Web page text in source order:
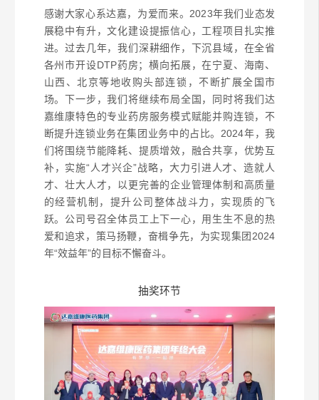
感谢大家心系达嘉，为爱而来。2023年我们业态发
展稳中有升，文化建设提振信心，工程项目扎实推
进。过去几年，我们深耕细作，下沉县域，在全省
各州市开设DTP药房；横向拓展，在宁夏、海南、
山西、北京等地收购头部连锁，不断扩展全国市
场。下一步，我们将继续布局全国，同时将我们达
嘉维康特色的专业药房服务模式赋能并购连锁，不
断提升连锁业务在集团业务中的占比。2024年，我
们将围绕节能降耗、提质增效，融合共享，优势互
补，实施“人才兴企”战略，大力引进人才、造就人
才、壮大人才，以更完善的企业管理体制和高质量
的经营机制，提升公司整体战斗力，实现质的飞
跃。公司号召全体员工上下一心，用生生不息的热
爱和追求，策马扬鞭，奋楫争先，为实现集团2024
年“效益年”的目标不懈奋斗。
抽奖环节